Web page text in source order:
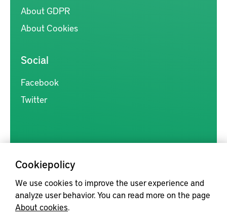
Cookiepolicy
We use cookies to improve the user experience and
analyze user behavior. You can read more on the page
About cookies.
About GDPR
About Cookies
Social
Facebook
Twitter
Kunskapsförmedlingen är en samlingsplats för svensk forskning
inom produkt- och produktionsutveckling, med syftet att göra
forskningsresultat mer tillgängliga för industrin, samt att stärka
samverkan mellan högskolor, institut och näringsliv.